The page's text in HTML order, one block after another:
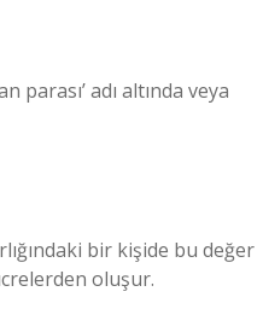
parası’ adı altında veya
bir kişide bu değer
oluşur.